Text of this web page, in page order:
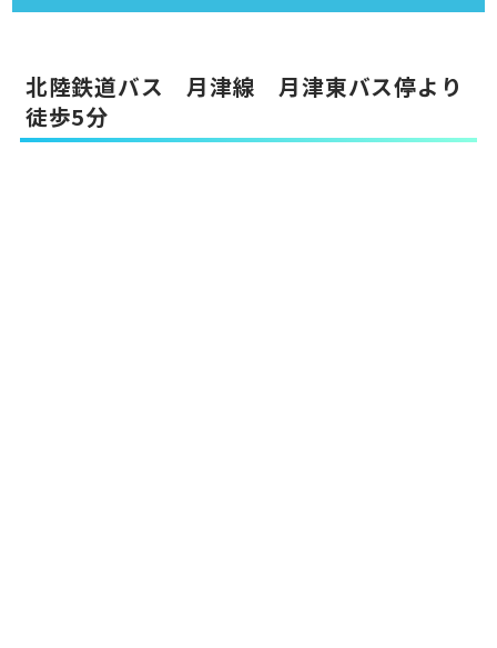
北陸鉄道バス 月津線 月津東バス停より
徒歩5分